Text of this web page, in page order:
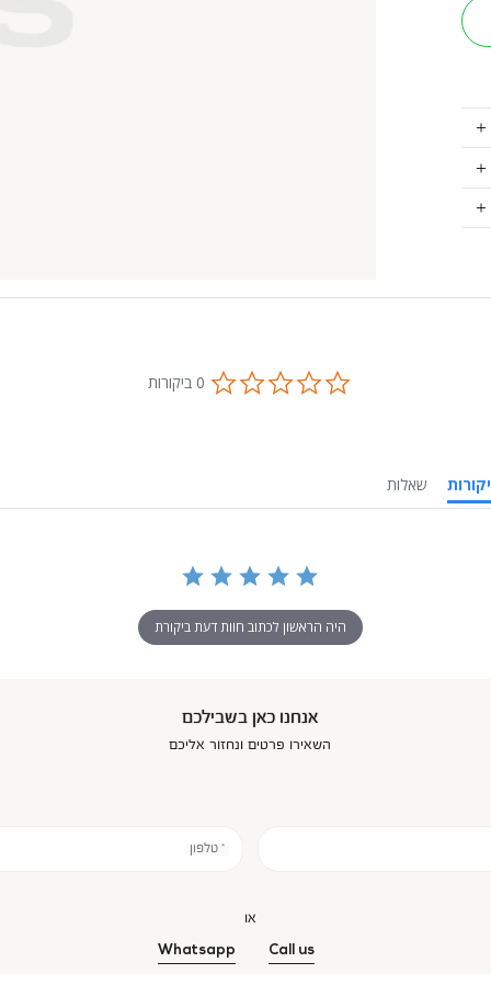
0.0
star
0 ביקורות
ביקורות
שאלות
היה הראשון לכתוב חוות דעת ביקורת
אנחנו כאן בשבילכם
השאירו פרטים ונחזור אליכם
* טלפון
או
Call us
Whatsapp